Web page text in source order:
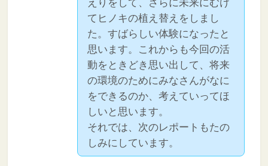
えりをして、さらに未来にむけ
てヒノキの植え替えをしまし
た。すばらしい体験になったと
思います。これからも今回の活
動をときどき思い出して、将来
の環境のためにみなさんがなに
をできるのか、考えていってほ
しいと思います。
それでは、次のレポートもたの
しみにしています。